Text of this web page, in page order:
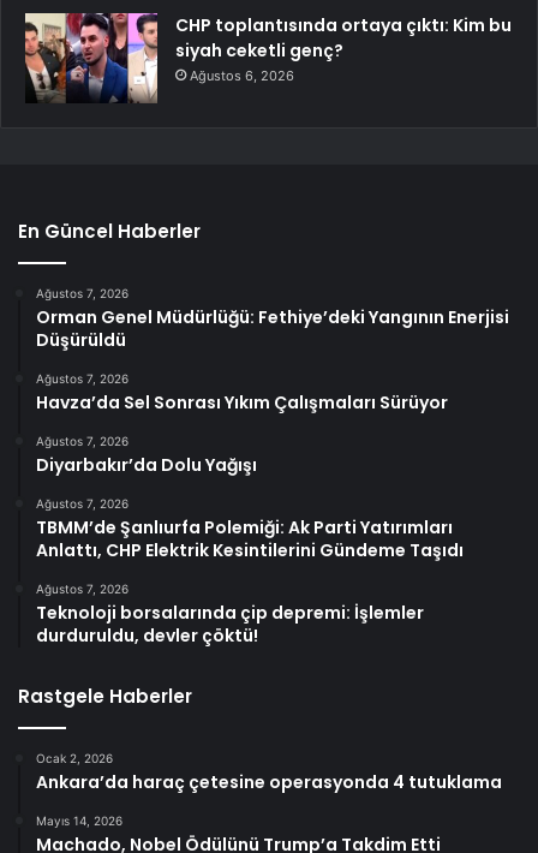
CHP toplantısında ortaya çıktı: Kim bu
siyah ceketli genç?
Ağustos 6, 2026
En Güncel Haberler
Ağustos 7, 2026
Orman Genel Müdürlüğü: Fethiye’deki Yangının Enerjisi
Düşürüldü
Ağustos 7, 2026
Havza’da Sel Sonrası Yıkım Çalışmaları Sürüyor
Ağustos 7, 2026
Diyarbakır’da Dolu Yağışı
Ağustos 7, 2026
TBMM’de Şanlıurfa Polemiği: Ak Parti Yatırımları
Anlattı, CHP Elektrik Kesintilerini Gündeme Taşıdı
Ağustos 7, 2026
Teknoloji borsalarında çip depremi: İşlemler
durduruldu, devler çöktü!
Rastgele Haberler
Ocak 2, 2026
Ankara’da haraç çetesine operasyonda 4 tutuklama
Mayıs 14, 2026
Machado, Nobel Ödülünü Trump’a Takdim Etti